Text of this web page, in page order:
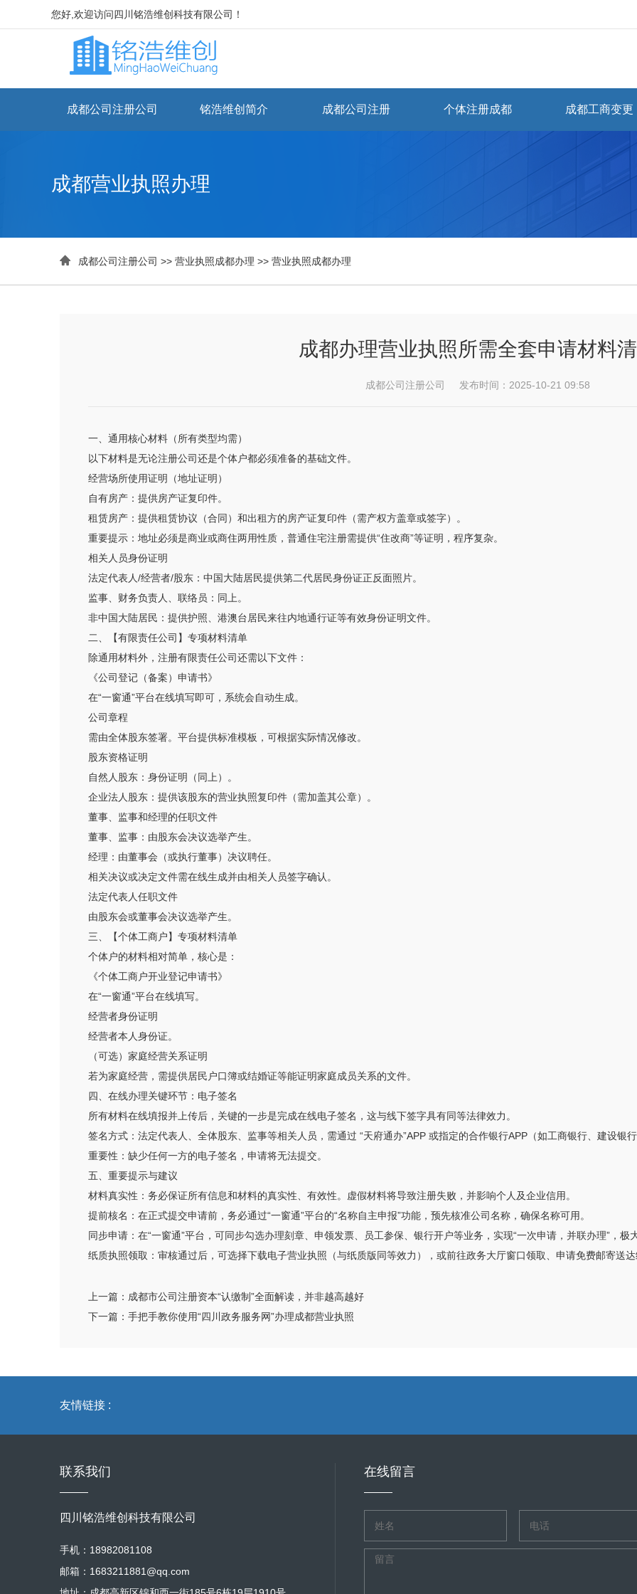
您好,欢迎访问四川铭浩维创科技有限公司！
成都公司注册公司 铭浩维创简介 成都公司注册 个体注册成都 成都工商变更
成都营业执照办理
 成都公司注册公司 >> 营业执照成都办理 >> 营业执照成都办理
成都办理营业执照所需全套申请材料
成都公司注册公司 发布时间：2025-10-21 09:58
一、通用核心材料（所有类型均需）
以下材料是无论注册公司还是个体户都必须准备的基础文件。
经营场所使用证明（地址证明）
自有房产：提供房产证复印件。
租赁房产：提供租赁协议（合同）和出租方的房产证复印件（需产权方盖章或签字）。
重要提示：地址必须是商业或商住两用性质，普通住宅注册需提供“住改商”等证明，程序复杂。
相关人员身份证明
法定代表人/经营者/股东：中国大陆居民提供第二代居民身份证正反面照片。
监事、财务负责人、联络员：同上。
非中国大陆居民：提供护照、港澳台居民来往内地通行证等有效身份证明文件。
二、【有限责任公司】专项材料清单
除通用材料外，注册有限责任公司还需以下文件：
《公司登记（备案）申请书》
在“一窗通”平台在线填写即可，系统会自动生成。
公司章程
需由全体股东签署。平台提供标准模板，可根据实际情况修改。
股东资格证明
自然人股东：身份证明（同上）。
企业法人股东：提供该股东的营业执照复印件（需加盖其公章）。
董事、监事和经理的任职文件
董事、监事：由股东会决议选举产生。
经理：由董事会（或执行董事）决议聘任。
相关决议或决定文件需在线生成并由相关人员签字确认。
法定代表人任职文件
由股东会或董事会决议选举产生。
三、【个体工商户】专项材料清单
个体户的材料相对简单，核心是：
《个体工商户开业登记申请书》
在“一窗通”平台在线填写。
经营者身份证明
经营者本人身份证。
（可选）家庭经营关系证明
若为家庭经营，需提供居民户口簿或结婚证等能证明家庭成员关系的文件。
四、在线办理关键环节：电子签名
所有材料在线填报并上传后，关键的一步是完成在线电子签名，这与线下签字具有同等法律效力。
签名方式：法定代表人、全体股东、监事等相关人员，需通过 “天府通办”APP 或指定的合作银行APP（如工商银行、建设银
重要性：缺少任何一方的电子签名，申请将无法提交。
五、重要提示与建议
材料真实性：务必保证所有信息和材料的真实性、有效性。虚假材料将导致注册失败，并影响个人及企业信用。
提前核名：在正式提交申请前，务必通过“一窗通”平台的“名称自主申报”功能，预先核准公司名称，确保名称可用。
同步申请：在“一窗通”平台，可同步勾选办理刻章、申领发票、员工参保、银行开户等业务，实现“一次申请，并联办理”，极
纸质执照领取：审核通过后，可选择下载电子营业执照（与纸质版同等效力），或前往政务大厅窗口领取、申请免费邮寄送
上一篇： 成都市公司注册资本“认缴制”全面解读，并非越高越好​
下一篇： 手把手教你使用“四川政务服务网”办理成都营业执照​
友情链接 :
联系我们
四川铭浩维创科技有限公司
手机：18982081108
邮箱：1683211881@qq.com
在线留言